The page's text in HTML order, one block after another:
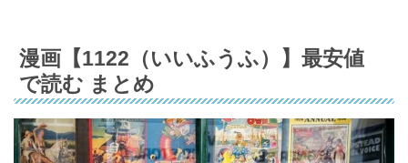
漫画【1122（いいふうふ）】最安値
で読む まとめ